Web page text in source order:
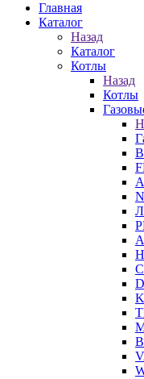
Главная
Каталог
Назад
Каталог
Котлы
Назад
Котлы